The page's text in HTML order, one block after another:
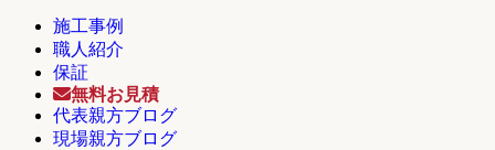
施工事例
職人紹介
保証
無料お見積
代表親方ブログ
現場親方ブログ